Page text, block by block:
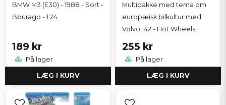
BMW M3 (E30) - 1988 - Sort -
Bburago - 1:24
189 kr
På lager
LÆG I KURV
Multipakke med tema om
europæisk bilkultur med
Volvo 142 - Hot Wheels
255 kr
På lager
LÆG I KURV